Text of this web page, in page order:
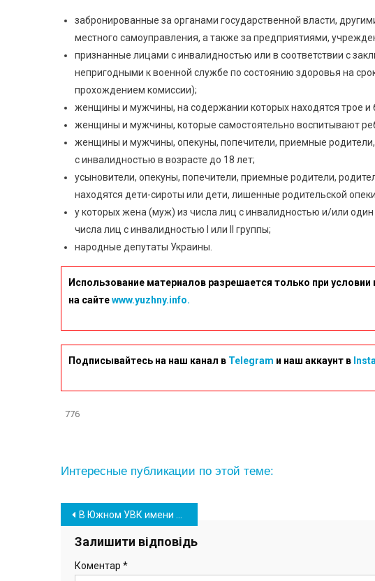
забронированные за органами государственной власти,
местного самоуправления, а также за предприятиями,
признанные лицами с инвалидностью или в соответствии с
непригодными к военной службе по состоянию здоровья на
прохождением комиссии);
женщины и мужчины, на содержании которых находятся трое и
женщины и мужчины, которые самостоятельно воспитывают
женщины и мужчины, опекуны, попечители, приемные
с инвалидностью в возрасте до 18 лет;
усыновители, опекуны, попечители, приемные родители,
находятся дети-сироты или дети, лишенные родительской
у которых жена (муж) из числа лиц с инвалидностью и/или
числа лиц с инвалидностью I или II группы;
народные депутаты Украины.
Использование материалов разрешается только при
на сайтеwww.yuzhny.info.
Подписывайтесь на наш канал в Telegram и наш аккаунт в
776
Интересные публикации по этой теме:
Навігація
записів
В Южном УВК имени В. Черновола приглашает на День открытых дверей
Залишити відповідь
Коментар *